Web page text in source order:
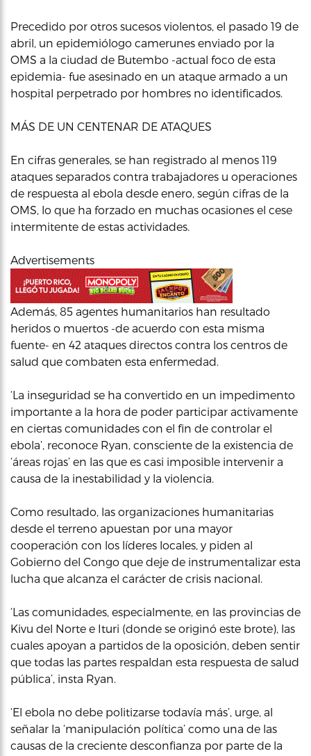
Precedido por otros sucesos violentos, el pasado 19 de
abril, un epidemiólogo camerunes enviado por la
OMS a la ciudad de Butembo -actual foco de esta
epidemia- fue asesinado en un ataque armado a un
hospital perpetrado por hombres no identificados.
MÁS DE UN CENTENAR DE ATAQUES
En cifras generales, se han registrado al menos 119
ataques separados contra trabajadores u operaciones
de respuesta al ebola desde enero, según cifras de la
OMS, lo que ha forzado en muchas ocasiones el cese
intermitente de estas actividades.
Advertisements
Además, 85 agentes humanitarios han resultado
heridos o muertos -de acuerdo con esta misma
fuente- en 42 ataques directos contra los centros de
salud que combaten esta enfermedad.
‘La inseguridad se ha convertido en un impedimento
importante a la hora de poder participar activamente
en ciertas comunidades con el fin de controlar el
ebola’, reconoce Ryan, consciente de la existencia de
‘áreas rojas’ en las que es casi imposible intervenir a
causa de la inestabilidad y la violencia.
Como resultado, las organizaciones humanitarias
desde el terreno apuestan por una mayor
cooperación con los líderes locales, y piden al
Gobierno del Congo que deje de instrumentalizar esta
lucha que alcanza el carácter de crisis nacional.
‘Las comunidades, especialmente, en las provincias de
Kivu del Norte e Ituri (donde se originó este brote), las
cuales apoyan a partidos de la oposición, deben sentir
que todas las partes respaldan esta respuesta de salud
pública’, insta Ryan.
‘El ebola no debe politizarse todavía más’, urge, al
señalar la ‘manipulación política’ como una de las
causas de la creciente desconfianza por parte de la